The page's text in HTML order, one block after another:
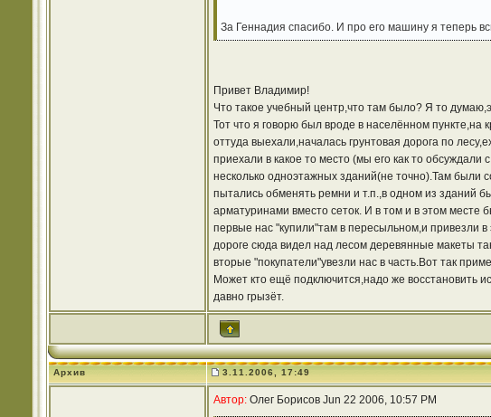
За Геннадия спасибо. И про его машину я теперь
Привет Владимир!
Что такое учебный центр,что там было? Я то
Тот что я говорю был вроде в населённом
оттуда выехали,началась грунтовая дорога по
приехали в какое то место (мы его как то
несколько одноэтажных зданий(не точно).Там были
пытались обменять ремни и т.п.,в одном из зданий
арматуринами вместо сеток. И в том и в этом месте
первые нас "купили"там в пересыльном,и привезли в
дороге сюда видел над лесом деревянные макеты
вторые "покупатели"увезли нас в часть.Вот так
Может кто ещё подключится,надо же восстановить
давно грызёт.
Архив 3.11.2006, 17:49
Автор:Олег Борисов Jun 22 2006, 10:57 PM